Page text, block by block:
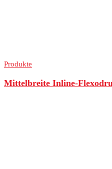
Produkte
Mittelbreite Inline-